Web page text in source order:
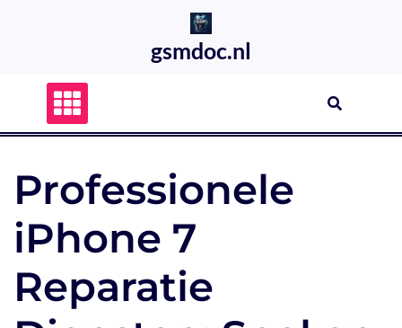
gsmdoc.nl
Professionele
iPhone 7
Reparatie